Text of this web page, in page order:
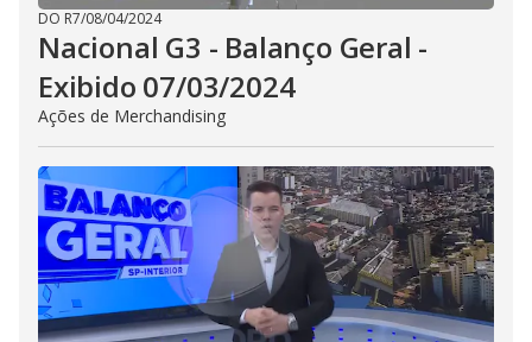
DO R7/08/04/2024
Nacional G3 - Balanço Geral -
Exibido 07/03/2024
Ações de Merchandising